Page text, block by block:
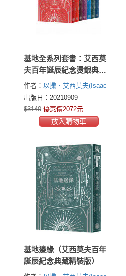
基地全系列套書：艾西莫
夫百年誕辰紀念燙銀典藏
精裝版
作者： 以撒．艾西莫夫(Isaac
Asimov)
出版日：20210909
$3140 優惠價2072元
放入購物車
基地邊緣（艾西莫夫百年
誕辰紀念典藏精裝版）